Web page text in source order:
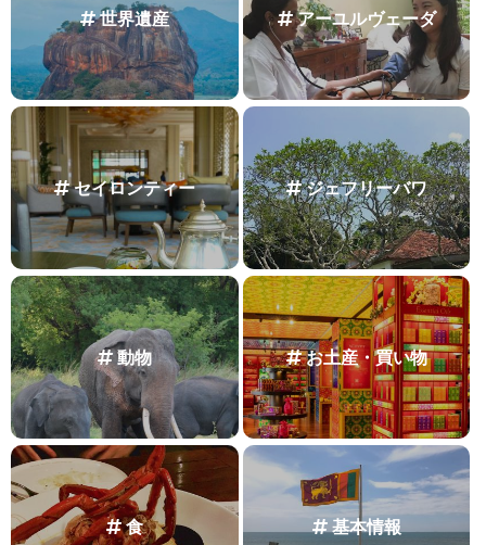
世界遺産 アーユルヴェーダ
セイロンティー ジェフリーバワ
動物 お土産・買い物
食 基本情報